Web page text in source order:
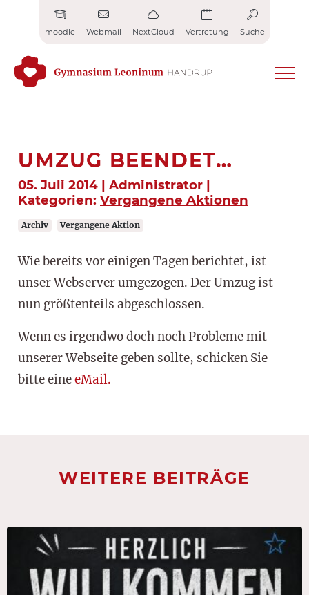
moodle Webmail NextCloud Vertretung Suche
UMZUG BEENDET…
05. Juli 2014 | Administrator |
Kategorien: Vergangene Aktionen
Archiv Vergangene Aktion
Wie bereits vor einigen Tagen berichtet, ist
unser Webserver umgezogen. Der Umzug ist
nun größtenteils abgeschlossen.
Wenn es irgendwo doch noch Probleme mit
unserer Webseite geben sollte, schicken Sie
bitte eineeMail.
WEITERE BEITRÄGE